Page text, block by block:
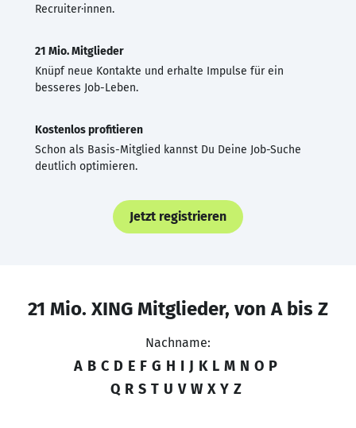
Recruiter·innen.
21 Mio. Mitglieder
Knüpf neue Kontakte und erhalte Impulse für ein
besseres Job-Leben.
Kostenlos profitieren
Schon als Basis-Mitglied kannst Du Deine Job-Suche
deutlich optimieren.
Jetzt registrieren
21 Mio. XING Mitglieder, von A bis Z
Nachname:
A B C D E F G H I J K L M N O P
Q R S T U V W X Y Z